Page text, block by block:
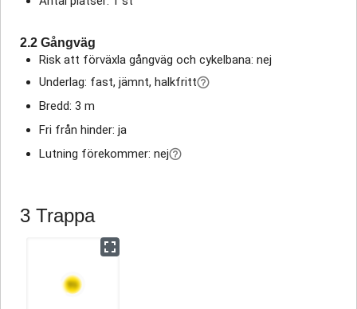
2.2 Gångväg
Risk att förväxla gångväg och cykelbana: nej
Underlag: fast, jämnt, halkfritt
Bredd: 3 m
Fri från hinder: ja
Lutning förekommer: nej
3 Trappa